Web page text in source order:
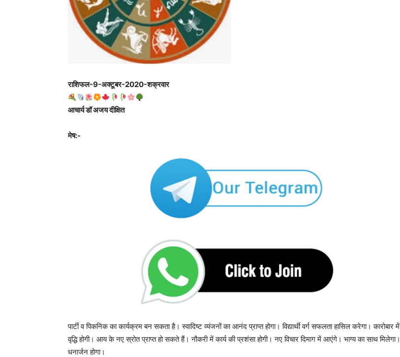
राशिफल-9-अक्टूबर-2020-शक्रवार
आचार्य डॉ अजय दीक्षित
मेष:-
पार्टी व पिकनिक का कार्यक्रम बन सकता है। स्वादिष्ट व्यंजनों का आनंद प्राप्त होगा। विद्यार्थी वर्ग सफलता हासिल करेगा। कारोबार में
वृद्धि होगी। आय के नए स्रोत प्राप्त हो सकते हैं। नौकरी में कार्य की प्रशंसा होगी। नए विचार दिमाग में आएंगे। भाग्य का साथ मिलेगा।
धनार्जन होगा।